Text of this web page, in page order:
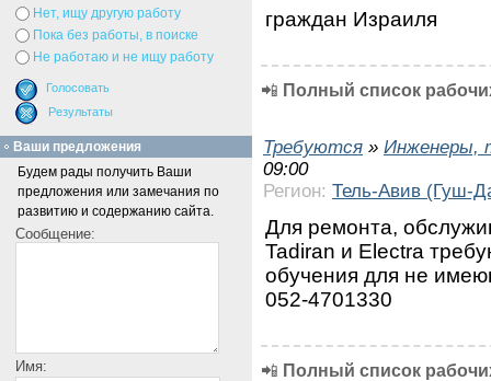
граждан Израиля
📲 Полный список
Требуются » Инженеры,
09:00
Регион: Тель-Авив (Гуш-
Для ремонта,
Tadiran и Electra
обучения для не
052-4701330
📲 Полный список
Нет, ищу другую работу
Пока без работы, в поиске
Не работаю и не ищу работу
Ваши предложения
Будем рады получить Ваши
предложения или замечания по
развитию и содержанию сайта.
Сообщение:
Имя: